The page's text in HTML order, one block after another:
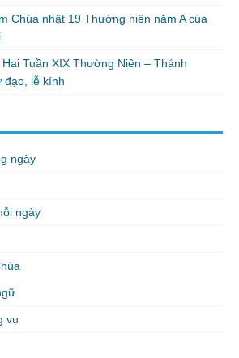
Chúa nhật 19 Thường niên năm A của
Tuần XIX Thường Niên – Thánh
đạo, lễ kính
ngày
ngày
vụ